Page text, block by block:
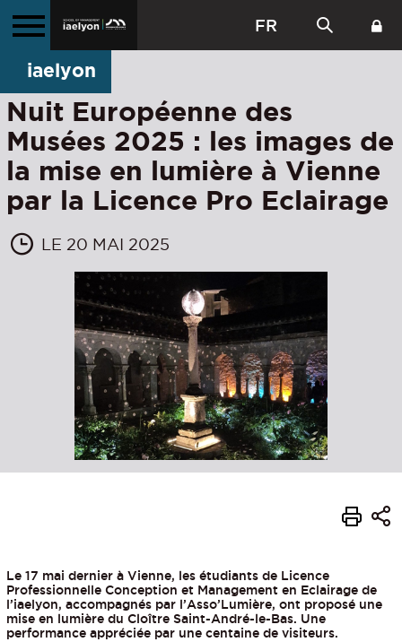
FR
iaelyon
Nuit Européenne des
Musées 2025 : les images de
la mise en lumière à Vienne
par la Licence Pro Eclairage
LE 20 MAI 2025
Le 17 mai dernier à Vienne, les étudiants de Licence
Professionnelle Conception et Management en Eclairage de
l’iaelyon, accompagnés par l’Asso’Lumière, ont proposé une
mise en lumière du Cloître Saint-André-le-Bas. Une
performance appréciée par une centaine de visiteurs.